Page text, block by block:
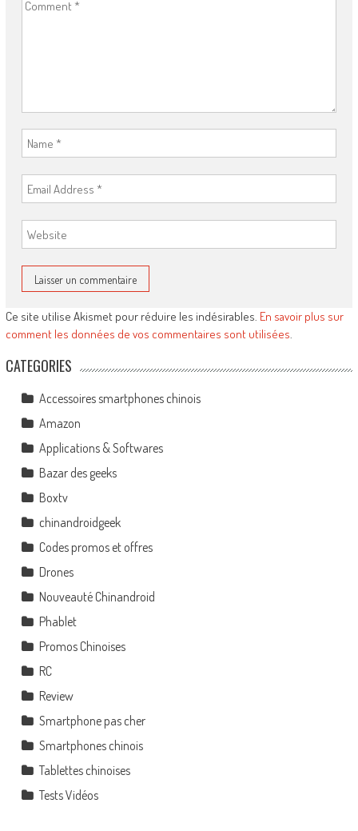
Ce site utilise Akismet pour réduire les indésirables. En savoir plus sur
comment les données de vos commentaires sont utilisées.
CATEGORIES
Accessoires smartphones chinois
Amazon
Applications & Softwares
Bazar des geeks
Boxtv
chinandroidgeek
Codes promos et offres
Drones
Nouveauté Chinandroid
Phablet
Promos Chinoises
RC
Review
Smartphone pas cher
Smartphones chinois
Tablettes chinoises
Tests Vidéos